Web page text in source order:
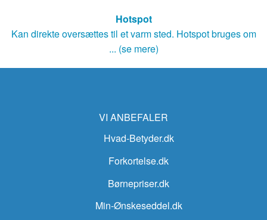
Hotspot
Kan direkte oversættes til et varm sted. Hotspot bruges om
... (se mere)
VI ANBEFALER
Hvad-Betyder.dk
Forkortelse.dk
Børnepriser.dk
Min-Ønskeseddel.dk